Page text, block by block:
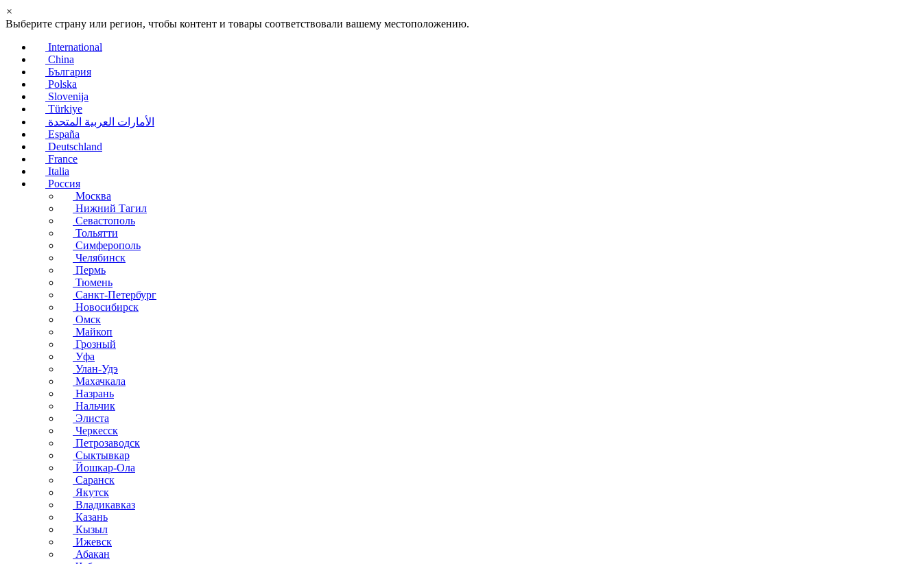
×
Выберите страну или регион, чтобы контент и товары соответствовали вашему местоположению.
International
China
България
Polska
Slovenija
Türkiye
الأمارات العربية المتحدة
España
Deutschland
France
Italia
Россия
Москва
Нижний Тагил
Севастополь
Тольятти
Симферополь
Челябинск
Пермь
Тюмень
Санкт-Петербург
Новосибирск
Омск
Майкоп
Грозный
Уфа
Улан-Удэ
Махачкала
Назрань
Нальчик
Элиста
Черкесск
Петрозаводск
Сыктывкар
Йошкар-Ола
Саранск
Якутск
Владикавказ
Казань
Кызыл
Ижевск
Абакан